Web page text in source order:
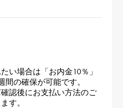
い場合は「お内金10％」
の確保が可能です。
認後にお支払い方法のご
す。